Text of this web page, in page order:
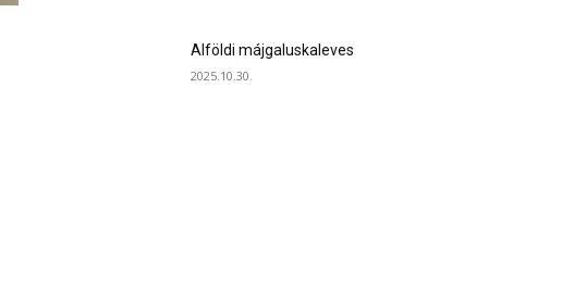
Alföldi májgaluskaleves
2025.10.30.